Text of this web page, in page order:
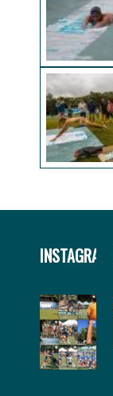
INSTAGRAM